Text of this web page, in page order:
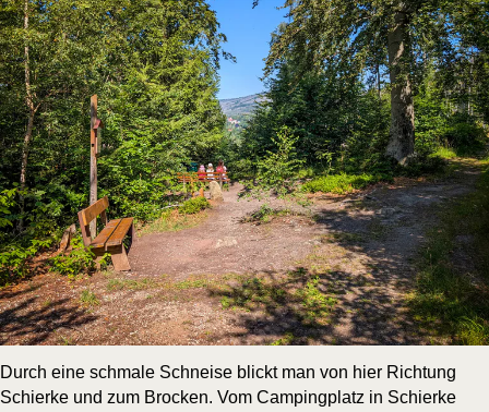
Durch eine schma­le Schnei­se blickt man von hier Rich­tung
Schier­ke und zum Bro­cken. Vom Cam­ping­platz in Schier­ke